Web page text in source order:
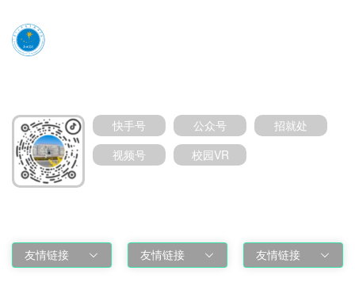
快手号 公众号
招就处
视频号
校园VR
友情链接 友情链接 友情链接